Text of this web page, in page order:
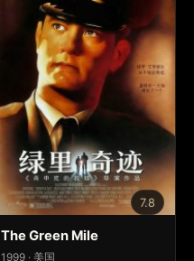
7.8
The Green Mile
1999 · 美国